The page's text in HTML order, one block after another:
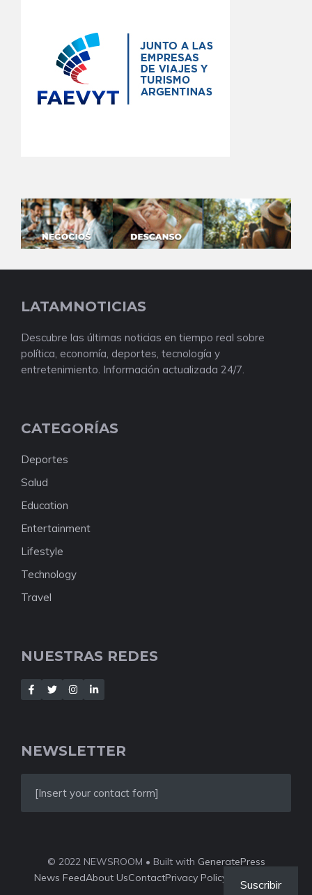
LATAMNOTICIAS
Descubre las últimas noticias en tiempo real sobre
política, economía, deportes, tecnología y
entretenimiento. Información actualizada 24/7.
CATEGORÍAS
Deportes
Salud
Education
Entertainment
Lifestyle
Technology
Travel
NUESTRAS REDES
NEWSLETTER
[Insert your contact form]
© 2022 NEWSROOM • Built with GeneratePress
News FeedAbout UsContactPrivacy Policy Suscribir